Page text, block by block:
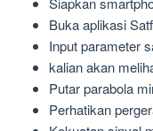
Buka aplikasi
Input parameter
kalian akan
Putar parabola
Perhatikan